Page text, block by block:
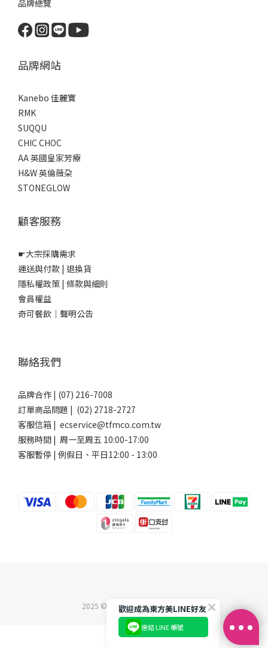
立即購買
品牌總覽
品牌網站
Kanebo 佳麗寶
RMK
SUQQU
CHIC CHOC
AA 英國皇家芳療
H&W 英倫薇朶
STONEGLOW
顧客服務
☛大宗採購需求
運送與付款 | 退換貨
隱私權政策 | 條款與細則
會員權益
奇可餐飲｜聲明公告
聯絡我們
品牌合作 | (07) 216-7008
訂單商品問題 | (02) 2718-2727
客服信箱 | ecservice@tfmco.com.tw
服務時間 | 周一至周五 10:00-17:00
客服暫停 | 例假日、平日12:00 - 13:00
2025 ©東方美企業股份有限公司
歡迎成為東方美LINE好友
連結 LINE 帳號